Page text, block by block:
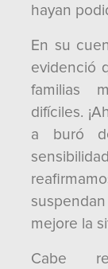
hayan
En su
evidenció
familias
difíciles.
a buró
mejore la
Cabe